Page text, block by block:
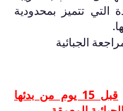
التي تتميز بمحدودية
الجبائية
قبل 15 يوم من بدئها